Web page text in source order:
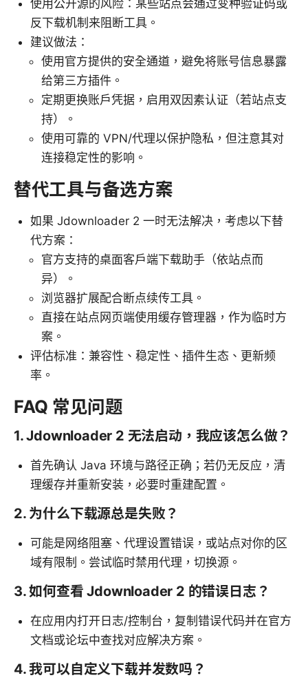
使用公开源的风险：某些站点会通过变种验证码或
反下载机制来阻断工具。
建议做法：
使用官方提供的安全通道，避免将账号信息暴露
给第三方插件。
定期更换账户凭据，启用双因素认证（若站点支
持）。
使用可靠的 VPN/代理以保护隐私，但注意其对
连接稳定性的影响。
替代工具与备选方案
如果 Jdownloader 2 一时无法解决，考虑以下替
代方案：
官方支持的桌面客户端下载助手（依站点而
异）。
浏览器扩展配合断点续传工具。
直接在站点网页端使用缓存管理器，作为临时方
案。
评估标准：兼容性、稳定性、插件生态、更新频
率。
FAQ 常见问题
1. Jdownloader 2 无法启动，我应该怎么做？
首先确认 Java 环境与路径正确；若仍无反应，清
理缓存并重新安装，必要时重建配置。
2. 为什么下载源总是失败？
可能是网络阻塞、代理设置错误，或站点对你的区
域有限制。尝试临时禁用代理，切换源。
3. 如何查看 Jdownloader 2 的错误日志？
在应用内打开日志/控制台，复制错误代码并在官方
文档或论坛中查找对应解决方案。
4. 我可以自定义下载并发数吗？